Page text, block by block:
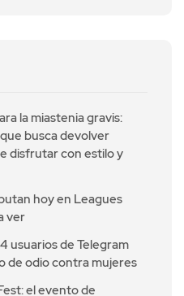
la miastenia gravis:
busca devolver
disfrutar con estilo y
hoy en Leagues
ver
usuarios de Telegram
de odio contra mujeres
el evento de